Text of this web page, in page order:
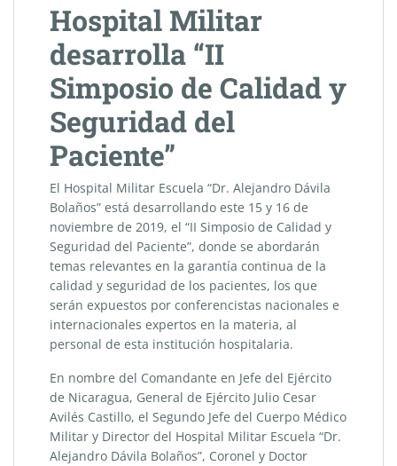
Hospital Militar
desarrolla “II
Simposio de Calidad y
Seguridad del
Paciente”
El Hospital Militar Escuela “Dr. Alejandro Dávila
Bolaños” está desarrollando este 15 y 16 de
noviembre de 2019, el “II Simposio de Calidad y
Seguridad del Paciente”, donde se abordarán
temas relevantes en la garantía continua de la
calidad y seguridad de los pacientes, los que
serán expuestos por conferencistas nacionales e
internacionales expertos en la materia, al
personal de esta institución hospitalaria.
En nombre del Comandante en Jefe del Ejército
de Nicaragua, General de Ejército Julio Cesar
Avilés Castillo, el Segundo Jefe del Cuerpo Médico
Militar y Director del Hospital Militar Escuela “Dr.
Alejandro Dávila Bolaños”, Coronel y Doctor